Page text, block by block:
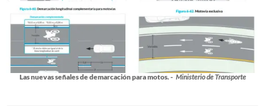
Las nuevas señales de demarcación para motos. - Ministerio de Transporte